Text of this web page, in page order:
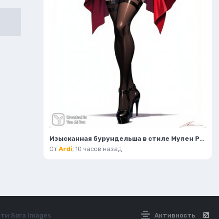
Изысканная бурундельша в стиле Мулен Руж: завораживающая мода и красота. Генерация из нейронной сети Flux 1
От Ardi, 10 часов назад
Активность
Sora Images